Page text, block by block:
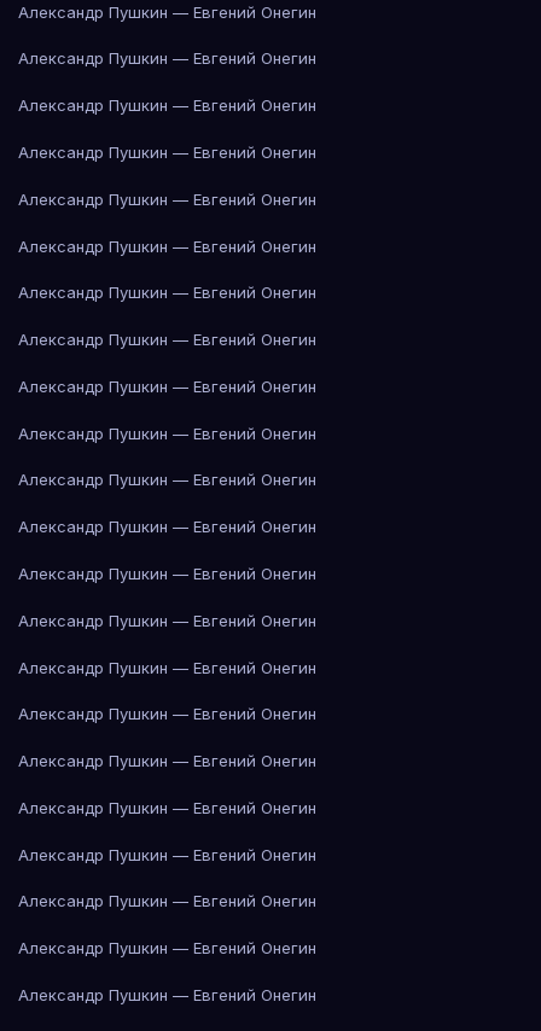
Александр Пушкин — Евгений Онегин
Александр Пушкин — Евгений Онегин
Александр Пушкин — Евгений Онегин
Александр Пушкин — Евгений Онегин
Александр Пушкин — Евгений Онегин
Александр Пушкин — Евгений Онегин
Александр Пушкин — Евгений Онегин
Александр Пушкин — Евгений Онегин
Александр Пушкин — Евгений Онегин
Александр Пушкин — Евгений Онегин
Александр Пушкин — Евгений Онегин
Александр Пушкин — Евгений Онегин
Александр Пушкин — Евгений Онегин
Александр Пушкин — Евгений Онегин
Александр Пушкин — Евгений Онегин
Александр Пушкин — Евгений Онегин
Александр Пушкин — Евгений Онегин
Александр Пушкин — Евгений Онегин
Александр Пушкин — Евгений Онегин
Александр Пушкин — Евгений Онегин
Александр Пушкин — Евгений Онегин
Александр Пушкин — Евгений Онегин